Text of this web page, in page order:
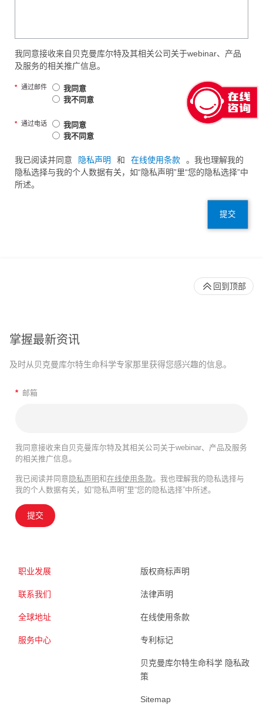
我同意接收来自贝克曼库尔特及其相关公司关于webinar、产品
及服务的相关推广信息。
* 通过邮件
我同意
我不同意
* 通过电话
我同意
我不同意
我已阅读并同意 隐私声明 和 在线使用条款
。我也理解我的
隐私选择与我的个人数据有关，如“隐私声明”里“您的隐私选择”中
所述。
提交
掌握最新资讯
及时从贝克曼库尔特生命科学专家那里获得您感兴趣的信息。
* 邮箱
我同意接收来自贝克曼库尔特及其相关公司关于webinar、产品及服务
的相关推广信息。
我已阅读并同意 隐私声明和在线使用条款。我也理解我的隐私选择与
我的个人数据有关，如“隐私声明”里“您的隐私选择”中所述。
提交
职业发展
联系我们
全球地址
服务中心
版权商标声明
法律声明
在线使用条款
专利标记
贝克曼库尔特生命科学 隐私政
策
Sitemap
回到顶部